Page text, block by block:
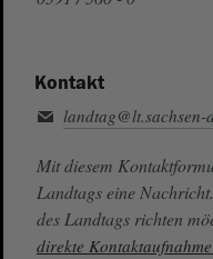
Kontakt
landtag@lt.sachsen-
Mit diesem
Landtags eine
des Landtags richten
direkte